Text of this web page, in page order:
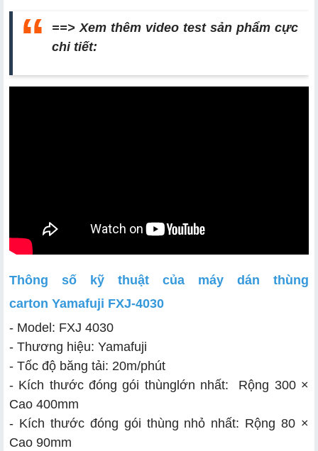
==> Xem thêm video test sản phẩm cực
chi tiết:
Thông số kỹ thuật của máy dán thùng
carton Yamafuji FXJ-4030
- Model: FXJ 4030
- Thương hiệu: Yamafuji
- Tốc độ băng tải: 20m/phút
- Kích thước đóng gói thùng lớn nhất: Rộng 300 ×
Cao 400mm
- Kích thước đóng gói thùng nhỏ nhất: Rộng 80 ×
Cao 90mm